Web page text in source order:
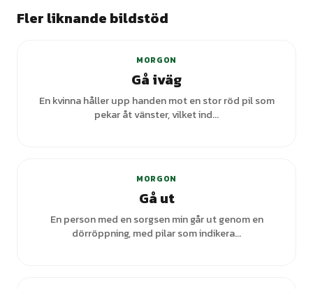
Fler liknande bildstöd
MORGON
Gå iväg
En kvinna håller upp handen mot en stor röd pil som
pekar åt vänster, vilket ind...
MORGON
Gå ut
En person med en sorgsen min går ut genom en
dörröppning, med pilar som indikera...